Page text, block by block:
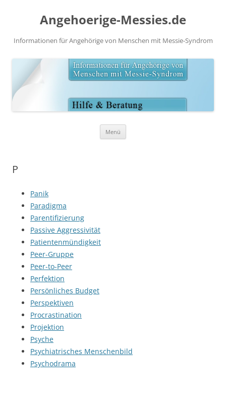
Angehoerige-Messies.de
Informationen für Angehörige von Menschen mit Messie-Syndrom
Menü
P
Panik
Paradigma
Parentifizierung
Passive Aggressivität
Patientenmündigkeit
Peer-Gruppe
Peer-to-Peer
Perfektion
Persönliches Budget
Perspektiven
Procrastination
Projektion
Psyche
Psychiatrisches Menschenbild
Psychodrama